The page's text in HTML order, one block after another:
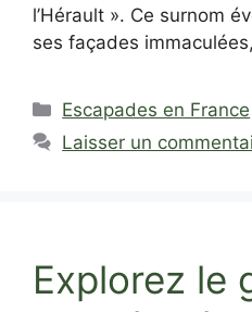
l’Hérault ». Ce surnom
ses façades
Catégories
Escapades en France
Laisser un
Explorez le